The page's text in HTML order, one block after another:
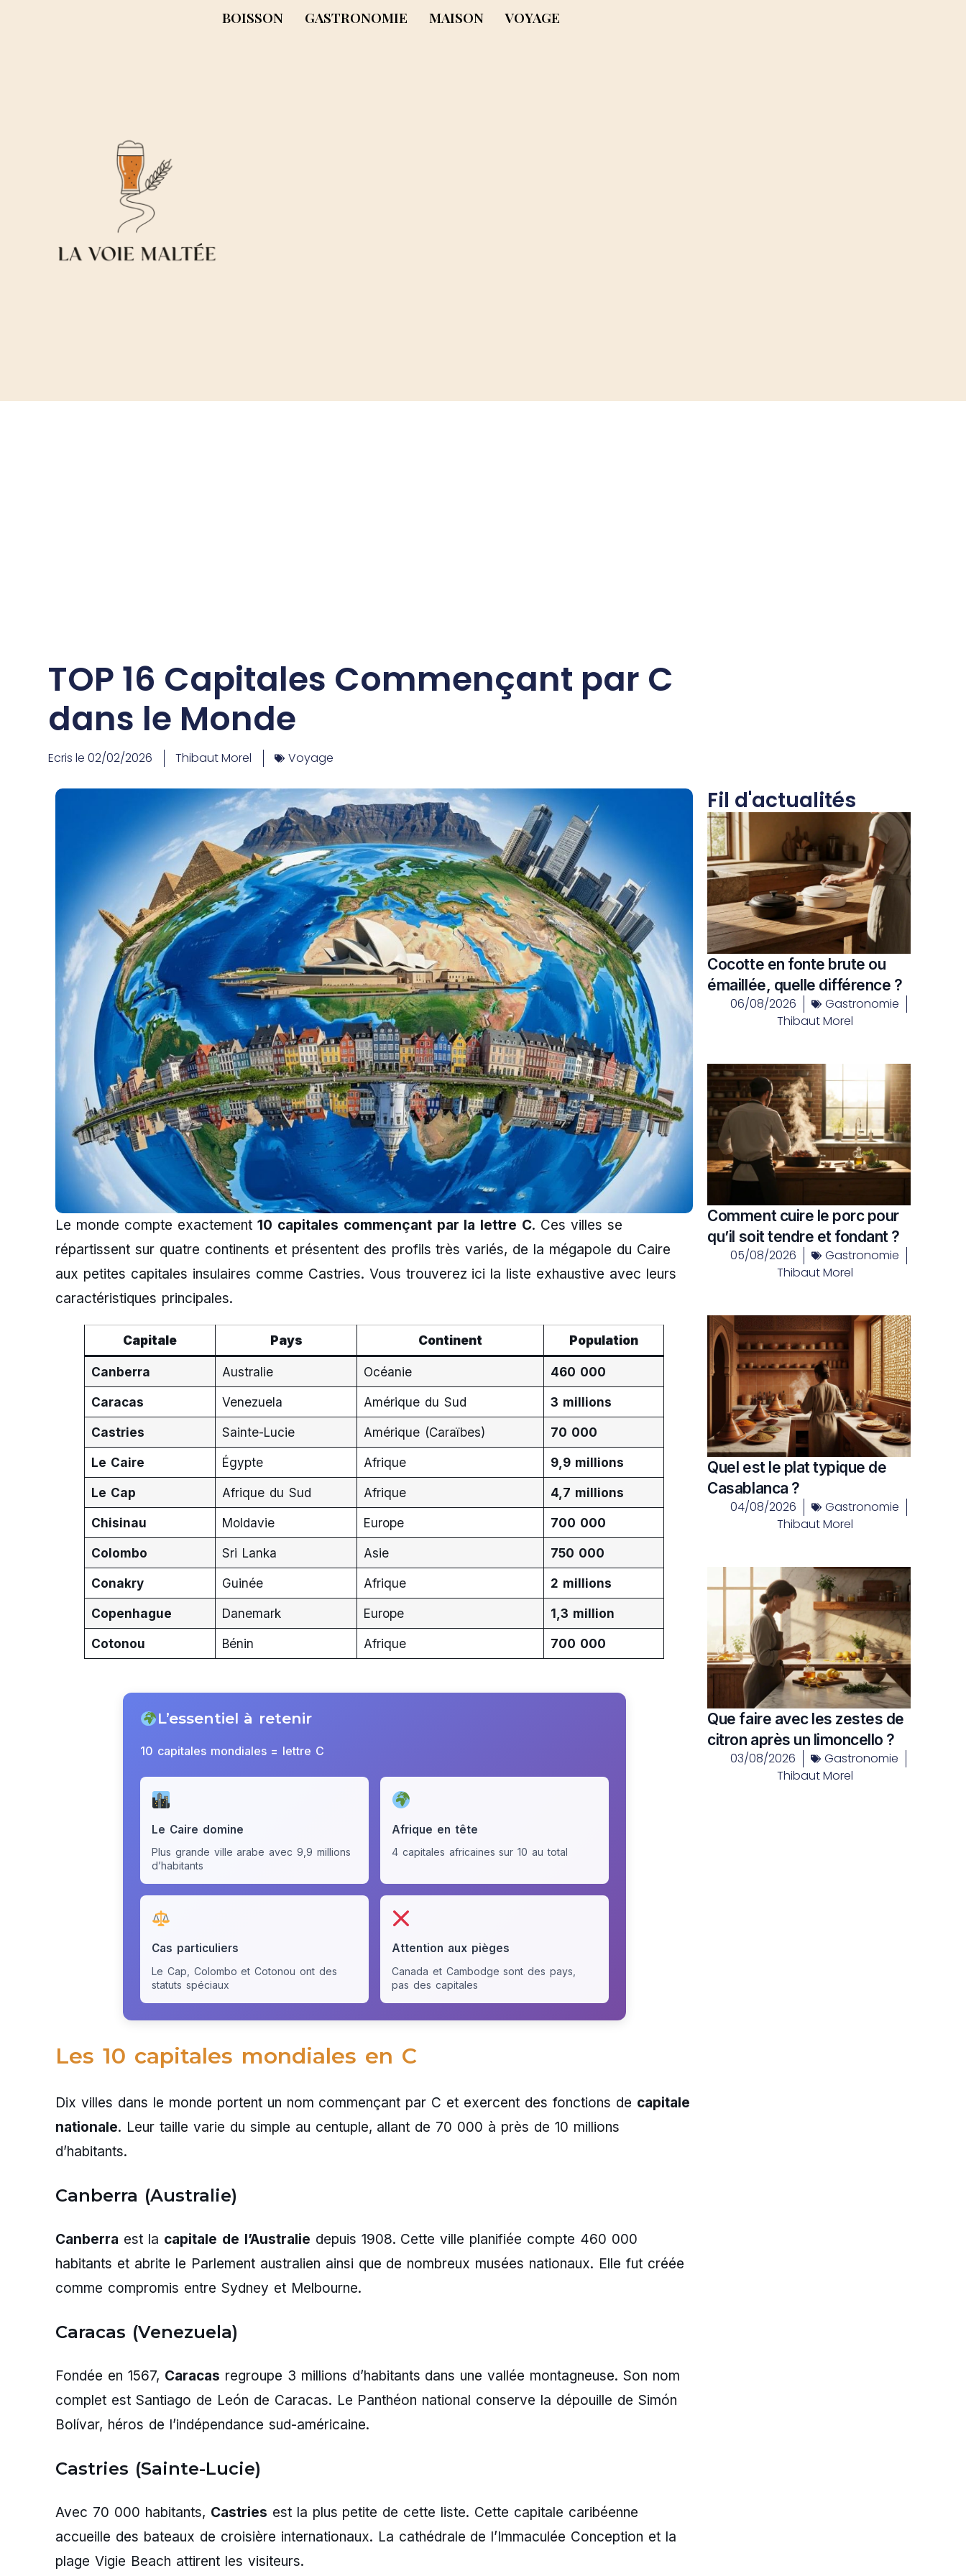
BOISSON GASTRONOMIE MAISON VOYAGE
TOP 16 Capitales Commençant par C
dans le Monde
Ecris le 02/02/2026 Thibaut Morel Voyage
Le monde compte exactement 10 capitales commençant par la lettre C. Ces villes se
répartissent sur quatre continents et présentent des profils très variés, de la mégapole du Caire
aux petites capitales insulaires comme Castries. Vous trouverez ici la liste exhaustive avec leurs
caractéristiques principales.
Capitale Pays Continent Population
Canberra Australie Océanie
460 000
Caracas
Venezuela Amérique du Sud
3 millions
Castries
Sainte-Lucie Amérique (Caraïbes)
70 000
Le Caire
Égypte Afrique
9,9 millions
Le Cap
Afrique du Sud Afrique
4,7 millions
Chisinau
Moldavie Europe
700 000
Colombo
Sri Lanka Asie
750 000
Conakry
Guinée Afrique
2 millions
Copenhague
Danemark Europe
1,3 million
Cotonou
Bénin Afrique 700 000
L’essentiel à retenir
10 capitales mondiales = lettre C
Le Caire domine
Plus grande ville arabe avec 9,9 millions
d’habitants
Afrique en tête
4 capitales africaines sur 10 au total
Cas particuliers
Le Cap, Colombo et Cotonou ont des
statuts spéciaux
Attention aux pièges
Canada et Cambodge sont des pays,
pas des capitales
Les 10 capitales mondiales en C
Dix villes dans le monde portent un nom commençant par C et exercent des fonctions de capitale
nationale. Leur taille varie du simple au centuple, allant de 70 000 à près de 10 millions
d’habitants.
Canberra (Australie)
Canberra est la capitale de l’Australie depuis 1908. Cette ville planifiée compte 460 000
habitants et abrite le Parlement australien ainsi que de nombreux musées nationaux. Elle fut créée
comme compromis entre Sydney et Melbourne.
Caracas (Venezuela)
Fondée en 1567, Caracas regroupe 3 millions d’habitants dans une vallée montagneuse. Son nom
complet est Santiago de León de Caracas. Le Panthéon national conserve la dépouille de Simón
Bolívar, héros de l’indépendance sud-américaine.
Castries (Sainte-Lucie)
Avec 70 000 habitants, Castries est la plus petite de cette liste. Cette capitale caribéenne
accueille des bateaux de croisière internationaux. La cathédrale de l’Immaculée Conception et la
plage Vigie Beach attirent les visiteurs.
Fil d'actualités
Cocotte en fonte brute ou
émaillée, quelle différence ?
06/08/2026
Gastronomie
Thibaut Morel
Comment cuire le porc pour
qu’il soit tendre et fondant ?
05/08/2026
Gastronomie
Thibaut Morel
Quel est le plat typique de
Casablanca ?
04/08/2026
Gastronomie
Thibaut Morel
Que faire avec les zestes de
citron après un limoncello ?
03/08/2026
Gastronomie
Thibaut Morel